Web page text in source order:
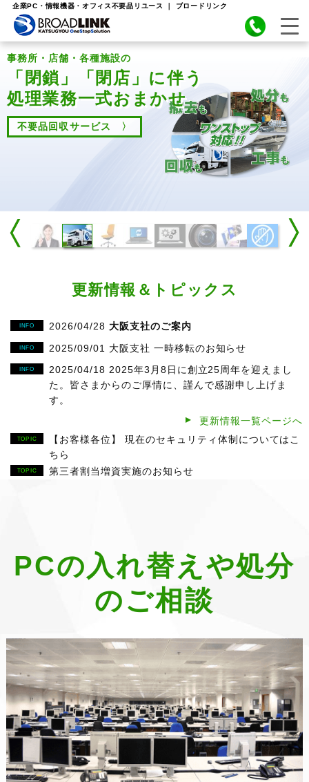
企業PC・情報機器・オフィス不要品リユース ｜ ブロードリンク
事務所・店舗・各種施設の
「閉鎖」「閉店」に伴う
処理業務一式おまかせ
不要品回収サービス 〉
更新情報＆トピックス
2026/04/28 大阪支社のご案内
2025/09/01 大阪支社 一時移転のお知らせ
2025/04/18 2025年3月8日に創立25周年を迎えまし
た。皆さまからのご厚情に、謹んで感謝申し上げま
す。
職種別 採用情報を掲載しました。
2024/12/162024年12月31日(火)～2025年1月5日
(日)は冬季休暇をいただいております。1月6日(月)よ
り通常営業となります
ARDS 2023 」にて PC、スマホ部門 第3位を受賞しま
した。
2023/11/10早稲田大学オープン・イノベーション・
フォーラム2023にゴールドスポンサーとして協賛しま
2023/08/032023年8月11日(金)～2023年8月15日
(火)は夏季休暇をいただいております
2023/07/19課題解決事例集に事例を公開しました。
事例130、131。
2023/06/12課題解決事例集に事例を公開しました。
事例128、129。
2022/12/262022年12月31日(土)～2023年1月3日
(火)は冬季休暇をいただいております
更新情報一覧ページへ
【お客様各位】 現在のセキュリティ体制についてはこ
ちら
第三者割当増資実施のお知らせ
PCの入れ替えや処分
のご相談